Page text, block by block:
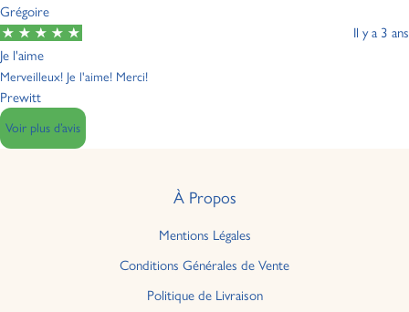
Grégoire
Il y a 3 ans
Je l'aime
Merveilleux! Je l'aime! Merci!
Prewitt
Voir plus d’avis
À Propos
Mentions Légales
Conditions Générales de Vente
Politique de Livraison